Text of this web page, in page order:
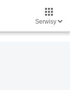
Serwisy